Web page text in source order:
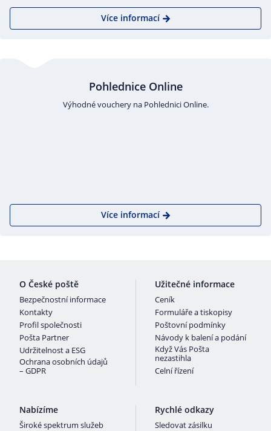
Více informací
Pohlednice Online
Výhodné vouchery na Pohlednici Online.
Více informací
O České poště
Bezpečnostní informace
Kontakty
Profil společnosti
Pošta Partner
Udržitelnost a ESG
Ochrana osobních údajů
– GDPR
Užitečné informace
Ceník
Formuláře a tiskopisy
Poštovní podmínky
Návody k balení a podání
Když Vás Pošta
nezastihla
Celní řízení
Nabízíme
Široké spektrum služeb
Rychlé odkazy
Sledovat zásilku